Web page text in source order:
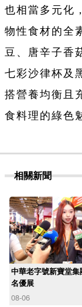
也相當多元化
物性食材的全
豆、唐辛子香
七彩沙律杯及
搭營養均衡且
食料理的綠色
相關新聞
中華老字號新寶堂
名優展
08-06